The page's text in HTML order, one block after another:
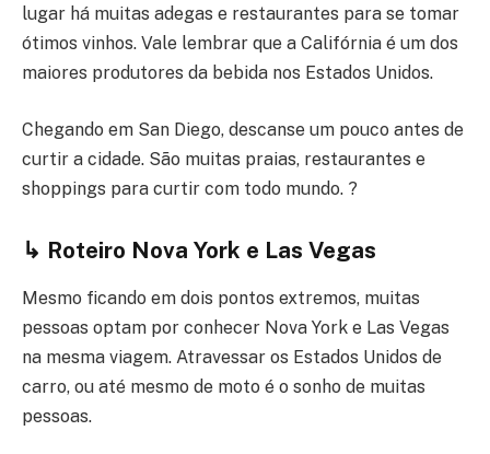
lugar há muitas adegas e restaurantes para se tomar
ótimos vinhos. Vale lembrar que a Califórnia é um dos
maiores produtores da bebida nos Estados Unidos.
Chegando em San Diego, descanse um pouco antes de
curtir a cidade. São muitas praias, restaurantes e
shoppings para curtir com todo mundo. ?
↳ Roteiro Nova York e Las Vegas
Mesmo ficando em dois pontos extremos, muitas
pessoas optam por conhecer Nova York e Las Vegas
na mesma viagem. Atravessar os Estados Unidos de
carro, ou até mesmo de moto é o sonho de muitas
pessoas.